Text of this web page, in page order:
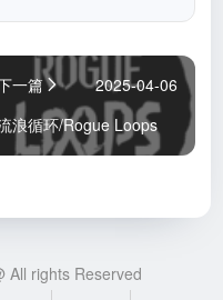
一篇
2025-04-06
浪循环/Rogue Loops
All rights Reserved